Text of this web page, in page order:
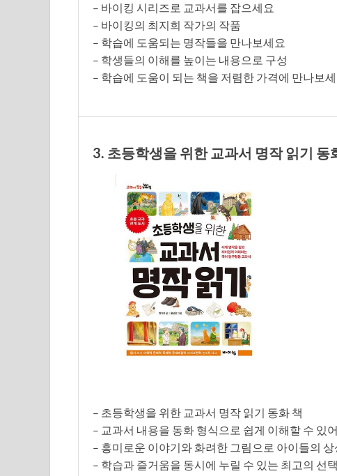
– 바이킹 시리즈로 교과서를 잡으세요
– 바이킹의 최지희 작가의 작품
– 학습에 도움되는 명작들을 만나보세요
– 학생들의 이해를 높이는 내용으로 구성
– 학습에 도움이 되는 책을 저렴한 가격에 만나보
3. 초등학생을 위한 교과서 명작 읽기 동
– 초등학생을 위한 교과서 명작 읽기 동화 책
– 교과서 내용을 동화 형식으로 쉽게 이해할 수 있
– 흥미로운 이야기와 화려한 그림으로 아이들의
– 학습과 즐거움을 동시에 누릴 수 있는 최고의 선